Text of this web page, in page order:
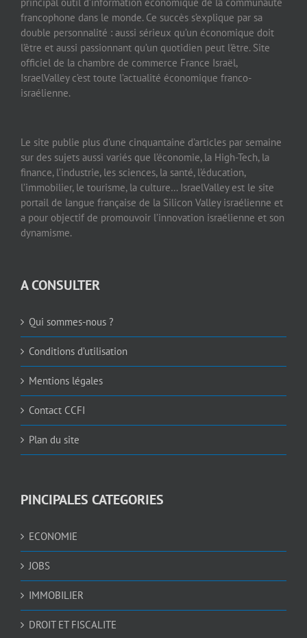
francophone dans le monde. Ce succès s’explique par sa
double personnalité : aussi sérieux qu’un économique doit
l’être et aussi passionnant qu’un quotidien peut l’être. Site
officiel de la chambre de commerce France Israël,
IsraelValley c’est toute l’actualité économique franco-
israélienne.
Le site publie plus d’une cinquantaine d’articles par semaine
sur des sujets aussi variés que l’économie, la High-Tech, la
finance, l’industrie, les sciences, la santé, l’éducation,
l’immobilier, le tourisme, la culture… IsraelValley est le site
portail de langue française de la Silicon Valley israélienne et
a pour objectif de promouvoir l’innovation israélienne et son
dynamisme.
A CONSULTER
Qui sommes-nous ?
Conditions d’utilisation
Mentions légales
Contact CCFI
Plan du site
PINCIPALES CATEGORIES
ECONOMIE
JOBS
IMMOBILIER
DROIT ET FISCALITE